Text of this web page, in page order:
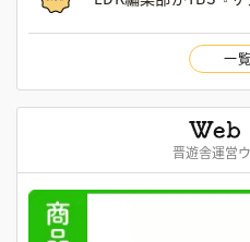
一
晋遊舎運営